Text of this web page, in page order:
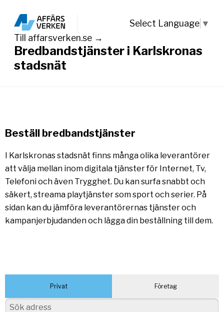
Bredbandstjänster i Karlskronas
stadsnät
Select Language ▼
Till affarsverken.se →
Beställ bredbandstjänster
I Karlskronas stadsnät finns många olika leverantörer
att välja mellan inom digitala tjänster för Internet, Tv,
Telefoni och även Trygghet. Du kan surfa snabbt och
säkert, streama playtjänster som sport och serier. På
sidan kan du jämföra leverantörernas tjänster och
kampanjerbjudanden och lägga din beställning till dem.
Privat Företag